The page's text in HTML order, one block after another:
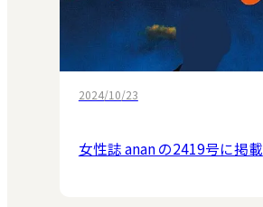
2024/10/23
女性誌 anan の2419号に掲載